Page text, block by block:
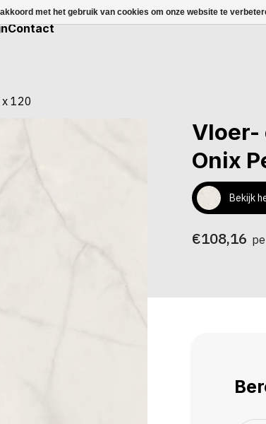
Contact
120
Vloer-
Onix
Bekijk
€108,16
met het gebruik van cookies om onze website te